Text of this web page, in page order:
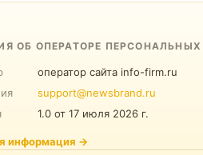
ОБ ОПЕРАТОРЕ
оператор сайта info-firm.ru
support@newsbrand.ru
1.0 от17 июля 2026 г.
информация →